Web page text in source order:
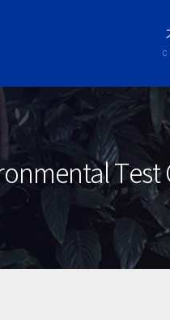
Test